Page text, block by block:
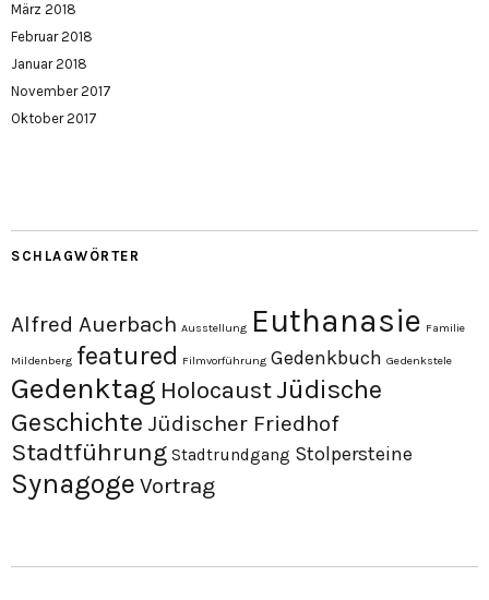
März 2018
Februar 2018
Januar 2018
November 2017
Oktober 2017
SCHLAGWÖRTER
Alfred Auerbach Ausstellung Euthanasie Familie
Mildenberg featured Filmvorführung Gedenkbuch Gedenkstele
Gedenktag HolocaustJüdische
Geschichte Jüdischer Friedhof
Stadtführung Stadtrundgang Stolpersteine
Synagoge Vortrag